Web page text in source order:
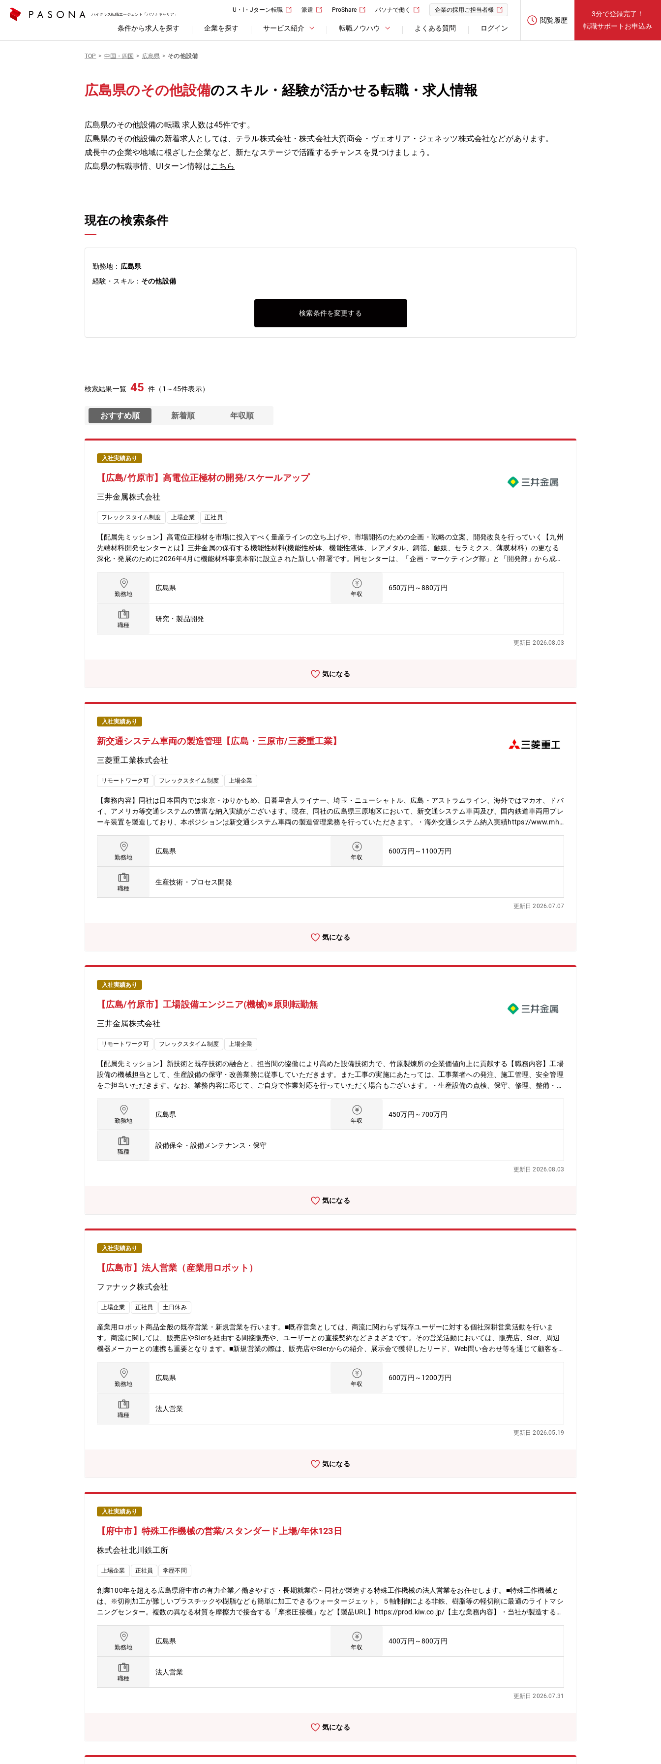
ハイクラス転職エージェント「パソナキャリア」
U・I・Jターン転職 派遣 ProShare パソナで働く 企業の採用ご担当者様
条件から求人を探す 企業を探す サービス紹介 転職ノウハウ よくある質問 ログイン
閲覧履歴
3分で登録完了！
転職サポートお申込み
TOP 中国・四国 広島県 その他設備
広島県のその他設備のスキル・経験が活かせる転職・求人情報
広島県のその他設備の転職 求人数は45件です。
広島県のその他設備の新着求人としては、テラル株式会社・株式会社大賀商会・ヴェオリア・ジェネッツ株式会社などがあります。
成長中の企業や地域に根ざした企業など、新たなステージで活躍するチャンスを見つけましょう。
広島県の転職事情、UIターン情報はこちら
現在の検索条件
勤務地： 広島県
経験・スキル： その他設備
検索条件を変更する
検索結果一覧 45 件（1～45件表示）
おすすめ順 新着順 年収順
入社実績あり
【広島/竹原市】高電位正極材の開発/スケールアップ
三井金属株式会社
フレックスタイム制度 上場企業 正社員
【配属先ミッション】高電位正極材を市場に投入すべく量産ラインの立ち上げや、市場開拓のための企画・戦略の立案、開発改良を行っていく【九州
先端材料開発センターとは】三井金属の保有する機能性材料(機能性粉体、機能性液体、レアメタル、銅箔、触媒、セラミクス、薄膜材料）の更なる
深化・発展のために2026年4月に機能材料事業本部に設立された新しい部署です。同センターは、「企画・マーケティング部」と「開発部」から成
は、リチウムイオン正極材と水素吸蔵合金を扱っており、「ゼロエミッション」社会に貢献すべく、それぞれの用途で付加価値のある材料開発に取り
組んでいます。【採用背景】高電位正極材料は20年前から業界で注目されつつも、電池設計上の課題(ガス発生による電解液漏れリスク)があり、電池
材料として活用されておりませんでした。上記状況の中、22年に機能性液体(iconos溶液)が三井金属内で開発され、高電位正極材料と組み合わせるこ
とによりガス発生を大幅に抑制することに成功しました。(24年電池討論会 発表番号[2B03]、25年電池討論会 発表番号[3D02]）上記結果から顧客との
サンプルワークがスタートし、製品上市に向けた製品開発を加速させています。上市に際し、ラボフェーズから量産製造までを推し進められる方を募
集いたします。核融合エネルギー等、将来的な新しい材料の開発も進めているところですので、高電位正極材だけではない開発・事業化業務も行って
いただきます。【お任せしたい業務】 入社後は、高電位正極材をラボフェーズから量産製造までを主導する業務に携わっていただきます。また、ご
ットラインの試作、品質やコスト管理と検証、量産条件の確立） ・量産工程に対しての設備の選定、導入、立ち上げ及び安定生産に向けた生産管
位正極材の組み合わせに挑戦し、三井金属にしかできない電池材料系の構築を目指しております。【キャリアステップイメージ】まずは開発の立場で
様々な商材を扱う業務に携わる可能性もあります【竹原市について】・瀬戸内海に隣接しており、落ち着いた風情を漂わす国の重要伝統的建造物群保
線が通っており、車で30分程度でアクセス可能です。【三井金属鉱業社の主力製品とシェアについて】半導体パッケージ基板向け極薄銅箔（世界No.
1シェア：95%）／AIサーバー向けハイグレードVSP(世界シェア60%)／二輪車向け排ガス浄化用触媒（世界シェア：50%）／ハイブリッド車用電池材
料（世界シェア：30%）／MLCC向け銅粉(世界シェア:30%)／ガラス基板向け酸化セリウム系研磨剤(世界シェア:40%)／アルミ溶湯濾過用メタロフィ
ルタ(世界シェア:85%)／液晶ディスプレイ向け酸化物半導体ターゲット材(世界シェア:40%)
勤務地
広島県
年収
650万円～880万円
職種
研究・製品開発
更新日 2026.08.03
気になる
入社実績あり
新交通システム車両の製造管理【広島・三原市/三菱重工業】
三菱重工業株式会社
リモートワーク可 フレックスタイム制度 上場企業
【業務内容】同社は日本国内では東京・ゆりかもめ、日暮里舎人ライナー、埼玉・ニューシャトル、広島・アストラムライン、海外ではマカオ、ドバ
イ、アメリカ等交通システムの豊富な納入実績がございます。現在、同社の広島県三原地区において、新交通システム車両及び、国内鉄道車両用ブレ
ーキ装置を製造しており、本ポジションは新交通システム車両の製造管理業務を行っていただきます。・海外交通システム納入実績https://www.mhi.
umiandianch.html【具体的業務】新交通システム車両の車体や台車のフレーム製造に関連する、塗装工程、溶接工程、機械加工工程の製造管理を行
う、車両工作課 加工係のスタッフとして業務を行っていただきます。車両工作課 加工係における、製造管理スタッフの仕事内容は以下のとおりで
す。（1）塗装工程の製造管理 ・塗装工程の技術(施工要領書)管理及び工程管理業務 ・使用塗料の手配及び使用実績管理業務 ・塗装設備
及び使用機材の保全・更新に関する業務（2）溶接工程の製造管理 ・溶接施工要領の文書化及び電子管理業務 ・社内外サプライヤへの部
品手配業務及び指導業務（3）機械加工工程の製造管理 ・溶接施工要領の文書化及び電子管理業務 （4）共通業務 ・ 工事工程の計画・
進捗フォロー ・ 構内外注・所外管理（請負業務の手配、サプライヤ管理） ・ 工事予算の管理【配属組織】車両部 車両工作課【同社につ
いて】・三菱グループの創業者岩崎彌太郎は政府より工部省長崎造船局を借り受け、長崎造船所と命名して造船事業を開始したことを契機に1884年
いずれも過去最高であり、日本を代表する企業でありながら、さらなる成長を続けております。・パソナから入社実績が多数あり、選考フローを熟知
勤務地
広島県
年収
600万円～1100万円
職種
生産技術・プロセス開発
更新日 2026.07.07
気になる
入社実績あり
【広島/竹原市】工場設備エンジニア(機械)※原則転勤無
三井金属株式会社
リモートワーク可 フレックスタイム制度 上場企業
【配属先ミッション】新技術と既存技術の融合と、担当間の協働により高めた設備技術力で、竹原製煉所の企業価値向上に貢献する【職務内容】工場
設備の機械担当として、生産設備の保守・改善業務に従事していただきます。また工事の実施にあたっては、工事業者への発注、施工管理、安全管理
をご担当いただきます。なお、業務内容に応じて、ご自身で作業対応を行っていただく場合もございます。・生産設備の点検、保守、修理、整備・設
力会社、外注業者との調整、工事立会、進捗管理・保全作業の記録、点検表作成・工事施工時の施工管理、安全管理＜その他＞・土曜日は当番出勤に
て工事管理や故障対応を行います。（希望により頻度が変わります）・設備整備後の立合検査や外部講習等にて出張が発生することがあります。（1
～2回/年程度）・設備の突発故障で休日・夜間に呼出対応が発生することがあります。（1～2回/年程度）【業務の面白み/魅力】製錬設備から粉体設
備まで、幅広い設備に携わることができます。工場側と直接対話しながら、仕様検討から工事、試運転まで一貫して担当できるため、自身の考えを設
備に反映しやすい環境です。【キャリアステップイメージ】当面は事業所内の機械保全業務に従事していただき、将来的には作業長または管理職とし
て当社の中核を担っていただきたい。 ◆三井金属鉱業社の主力製品とシェアについて： 半導体パッケージ基板向け極薄銅箔（世界No.1シェア：9
5%）／AIサーバー向けハイグレードVSP(世界シェア60%)／二輪車向け排ガス浄化用触媒（世界シェア：50%）／ハイブリッド車用電池材料（世界シ
も機能材料事業は、スマートフォンの半導体パッケージ回路基板用の極薄銅箔やバイク用の排ガス浄化触媒、ハイブリッド車の電池材料など、高い技
勤務地
広島県
年収
450万円～700万円
職種
設備保全・設備メンテナンス・保守
更新日 2026.08.03
気になる
入社実績あり
【広島市】法人営業（産業用ロボット）
ファナック株式会社
上場企業 正社員 土日休み
産業用ロボット商品全般の既存営業・新規営業を行います。■既存営業としては、商流に関わらず既存ユーザーに対する個社深耕営業活動を行いま
す。商流に関しては、販売店やSIerを経由する間接販売や、ユーザーとの直接契約などさまざまです。その営業活動においては、販売店、SIer、周辺
機器メーカーとの連携も重要となります。■新規営業の際は、販売店やSIerからの紹介、展示会で獲得したリード、Web問い合わせ等を通じて顧客を
客訪問面談を基本とし、状況に応じてリモート技術を活用し、当社および商品の技術・付加価値を売り込みます。※取扱商材…「高品質」「高性能」
「高付加価値」をモットーに、使いやすさを考慮したうえで最新技術を駆使して開発された同社の商品を取り扱います。（ハンドリングロボット、協
働ロボット、デルタロボット、塗装ロボット、パレタイジングロボット 等）【補足】「壊れない。壊れる前に知らせる、壊れてもすぐ直せる。」と
いう開発方針のもと、信頼性の高さで世界中の工場の稼働率向上を目指す商品を販売します。（マテリアルハンドリング、スポット溶接、アーク溶
接、レーザ溶接・切断、加工・組立、塗装、検査など、さまざまな分野で使用されるロボット商品です。）■入社後の教育体制：入社後、ロボットの
基本操作をアカデミにて受講いただき、基本的な業務研修を実施します。研修や日々の業務を通じて、基本的な知識等を身に付けていきます。
勤務地
広島県
年収
600万円～1200万円
職種
法人営業
更新日 2026.05.19
気になる
入社実績あり
【府中市】特殊工作機械の営業/スタンダード上場/年休123日
株式会社北川鉄工所
上場企業 正社員 学歴不問
創業100年を超える広島県府中市の有力企業／働きやすさ・長期就業◎～同社が製造する特殊工作機械の法人営業をお任せします。■特殊工作機械と
は、※切削加工が難しいプラスチックや樹脂なども簡単に加工できるウォータージェット。５軸制御による非鉄、樹脂等の軽切削に最適のライトマシ
ニングセンター。複数の異なる材質を摩擦力で接合する「摩擦圧接機」など【製品URL】https://prod.kiw.co.jp/【主な業務内容】・当社が製造する特
支えてきました。様々な鋳造製法で素材開発や機械加工に取り組む金属素形材事業、旋盤用チャックやNC円テーブルなどを手がけ、パワーチャック
で圧倒的なシェアを占める工作機器事業、ビル建設用タワークレーン、コンクリートプラント、立体駐車場などを生み出す産業機械事業。これら3つ
の分野を核に当社は事業を展開しています。そして、これからは生産拠点の海外展開や整備にいっそう注力することで、世界レベルでの競争力をさら
に高めています。【データで見る働きやすさ】※2021年度実績会社全体の平均勤続年数16年、平均月間残業時間24.4時間、平均有給休暇取得日数13.
5日。土日祝日休み、年間休日も123日と休日も多いです。長く勤める社員も多く、社内の雰囲気も良く、長期就業に関しての環境整備は万全です。
勤務地
広島県
年収
400万円～800万円
職種
法人営業
更新日 2026.07.31
気になる